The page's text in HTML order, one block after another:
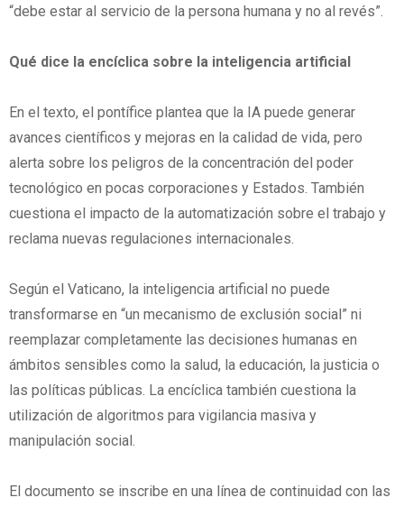
“debe estar al servicio de la persona humana y no al revés”.
Qué dice la encíclica sobre la inteligencia artificial
En el texto, el pontífice plantea que la IA puede generar
avances científicos y mejoras en la calidad de vida, pero
alerta sobre los peligros de la concentración del poder
tecnológico en pocas corporaciones y Estados. También
cuestiona el impacto de la automatización sobre el trabajo y
reclama nuevas regulaciones internacionales.
Según el Vaticano, la inteligencia artificial no puede
transformarse en “un mecanismo de exclusión social” ni
reemplazar completamente las decisiones humanas en
ámbitos sensibles como la salud, la educación, la justicia o
las políticas públicas. La encíclica también cuestiona la
utilización de algoritmos para vigilancia masiva y
manipulación social.
El documento se inscribe en una línea de continuidad con las